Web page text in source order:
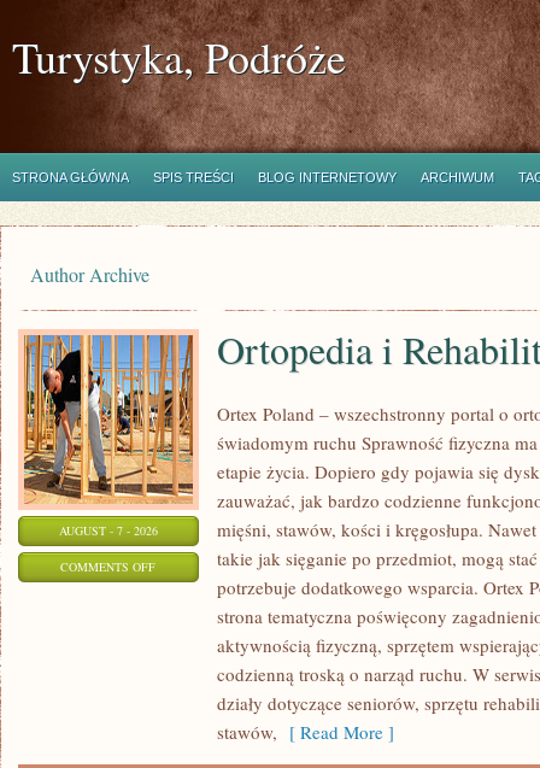
Turystyka, Podróże
STRONA GŁÓWNA SPIS TREŚCI BLOG INTERNETOWY ARCHIWUM
Author Archive
AUGUST - 7 - 2026
COMMENTS OFFON
ORTOPEDIA
REHABILITACJA
Ortopedia i
Ortex Poland – wszechstronny portal o
świadomym ruchu Sprawność fizyczna
etapie życia. Dopiero gdy pojawia się
zauważać, jak bardzo codzienne
mięśni, stawów, kości i kręgosłupa.
takie jak sięganie po przedmiot, mogą
potrzebuje dodatkowego wsparcia. Ortex
strona tematyczna poświęcony
aktywnością fizyczną, sprzętem
codzienną troską o narząd ruchu. W
działy dotyczące seniorów, sprzętu
stawów, [ Read More ]